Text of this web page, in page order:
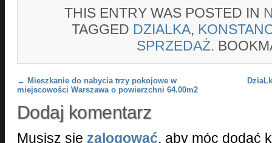
THIS ENTRY WAS POSTED IN
TAGGED DZIALKA,
SPRZEDAŻ.
Post navigation
← Mieszkanie do nabycia trzy pokojowe w
miejscowości Warszawa o powierzchni 64.00m2
Dodaj komentarz
Musisz się zalogować, aby móc dodać